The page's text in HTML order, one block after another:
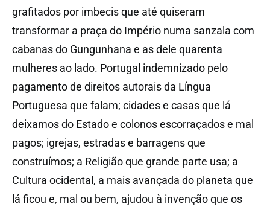
grafitados por imbecis que até quiseram
transformar a praça do Império numa sanzala com
cabanas do Gungunhana e as dele quarenta
mulheres ao lado. Portugal indemnizado pelo
pagamento de direitos autorais da Língua
Portuguesa que falam; cidades e casas que lá
deixamos do Estado e colonos escorraçados e mal
pagos; igrejas, estradas e barragens que
construímos; a Religião que grande parte usa; a
Cultura ocidental, a mais avançada do planeta que
lá ficou e, mal ou bem, ajudou à invenção que os